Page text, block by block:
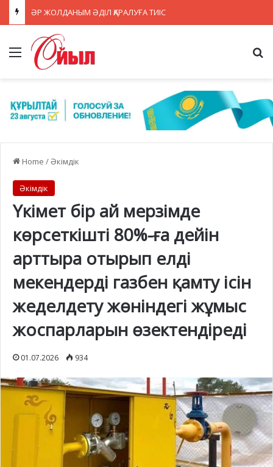
ӘР ЖОЛДАНЫМ ӘДІЛ ҚАРАЛУҒА ТИІС
Menu
Home /Әкімдік
Әкімдік
Үкімет бір ай мерзімде
көрсеткішті 80%-ға дейін
арттыра отырып елді
мекендерді газбен қамту ісін
жеделдету жөніндегі жұмыс
жоспарларын өзектендіреді
01.07.2026 934